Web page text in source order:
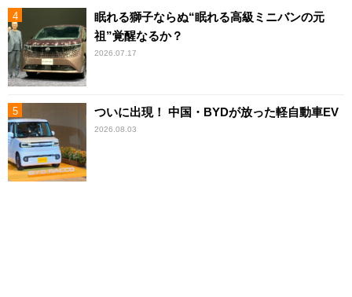
眠れる獅子ならぬ“眠れる高級ミニバンの元
祖”覚醒なるか？
2026.07.17
ついに出現！ 中国・BYDが放った軽自動車EV
2026.08.03